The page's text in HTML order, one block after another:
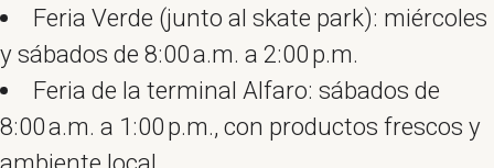
Feria Verde (junto al skate park): miércoles
y sábados de 8:00 a.m. a 2:00 p.m.
Feria de la terminal Alfaro: sábados de
8:00 a.m. a 1:00 p.m., con productos frescos y
ambiente local